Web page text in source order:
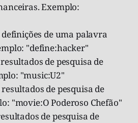
Exemplo:
de uma palavra
"define:hacker"
de pesquisa de
"music:U2"
de pesquisa de
"movie:O Poderoso Chefão"
de pesquisa de